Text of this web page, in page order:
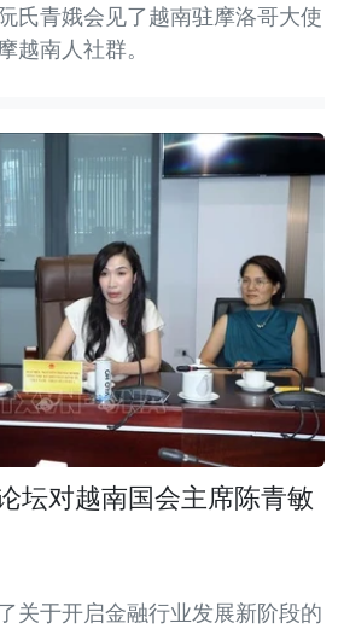
氏青娥会见了越南驻摩洛哥大使
越南人社群。
坛对越南国会主席陈青敏
关于开启金融行业发展新阶段的